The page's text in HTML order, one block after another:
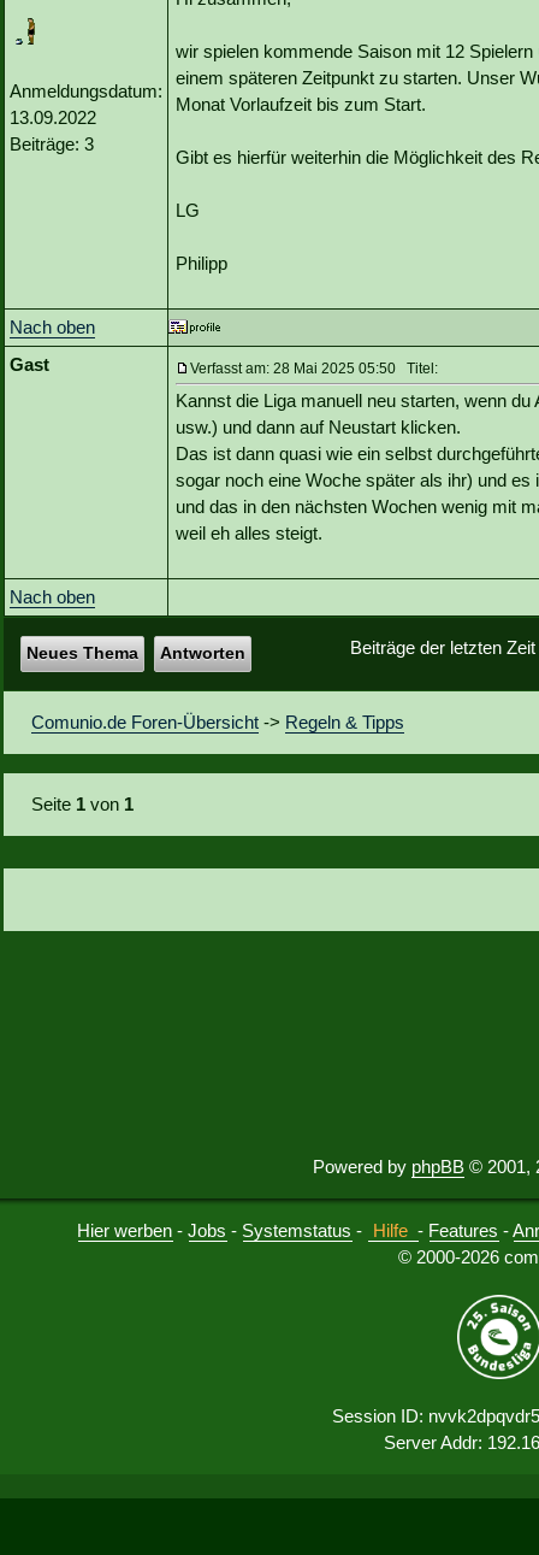
Anmeldungsdatum:
13.09.2022
Beiträge: 3
wir spielen kommende Saison mit 12
einem späteren Zeitpunkt zu starten. Unser
Monat Vorlaufzeit bis zum Start.
Gibt es hierfür weiterhin die Möglichkeit des
LG
Philipp
Nach oben
Gast
Verfasst am: 28 Mai 2025 05:50 Titel:
Kannst die Liga manuell neu starten, wenn
usw.) und dann auf Neustart klicken.
Das ist dann quasi wie ein selbst
sogar noch eine Woche später als ihr) und
und das in den nächsten Wochen wenig mit
weil eh alles steigt.
Nach oben
Beiträge der letzten
Neues Thema Antworten
Comunio.de Foren-Übersicht -> Regeln & Tipps
Seite 1 von 1
Powered by phpBB © 2001,
Hier werben -Jobs - Systemstatus - Hilfe - Features -
© 2000-2026
Session ID:
Server Addr: